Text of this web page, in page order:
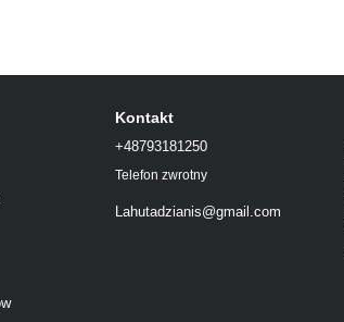
Kontakt
+48793181250
Telefon zwrotny
Lahutadzianis@gmail.com